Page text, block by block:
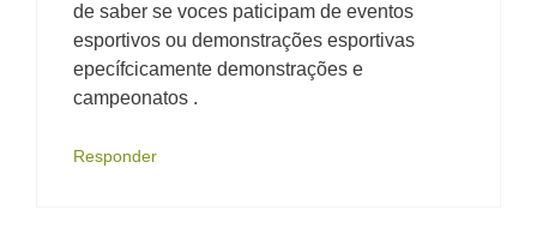
de saber se voces paticipam de eventos
esportivos ou demonstrações esportivas
epecífcicamente demonstrações e
campeonatos .
Responder